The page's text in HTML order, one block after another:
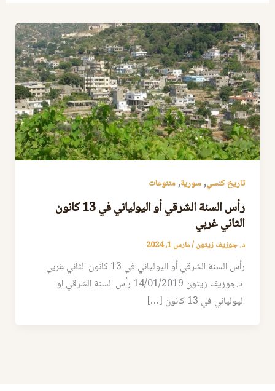
تاريخ كنسي,سورية,متنوعات
رأس السنة الشرقي أو اليولياني في 13 كانون
الثاني غربي
د. جوزيف زيتون/مارس 1, 2024
رأس السنة الشرقي أو اليولياني في 13 كانون الثاني غربي
د.جوزيف زيتون 14/01/2019 رأس السنة الشرقي او
اليولياني في 13 كانون […]